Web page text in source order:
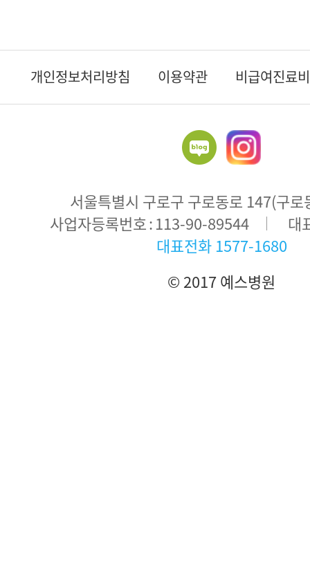
개인정보처리방침 이용약관 비급여진료
주
서울특별시 구로구 구로동로 147(구
사업자등록번호 113-90-89544
대
대표전화 1577-1680
© 2017 예스병원